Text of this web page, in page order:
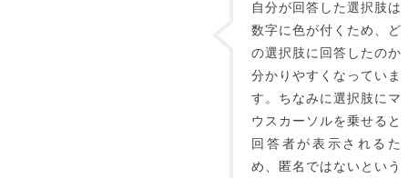
自分が回答した選択肢は
数字に色が付くため、ど
の選択肢に回答したのか
分かりやすくなっていま
す。ちなみに選択肢にマ
ウスカーソルを乗せると
回答者が表示されるた
め、匿名ではないという